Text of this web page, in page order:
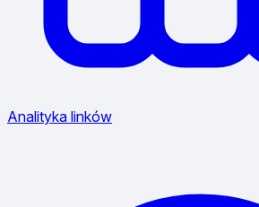
Analityka linków